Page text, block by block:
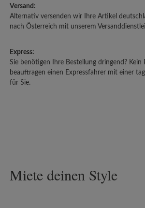
Versand:
Alternativ versenden wir Ihre Artikel
nach Österreich mit unserem
Express:
Sie benötigen Ihre Bestellung dringend? Kein
beauftragen einen Expressfahrer mit einer
für Sie.
Miete deinen Style